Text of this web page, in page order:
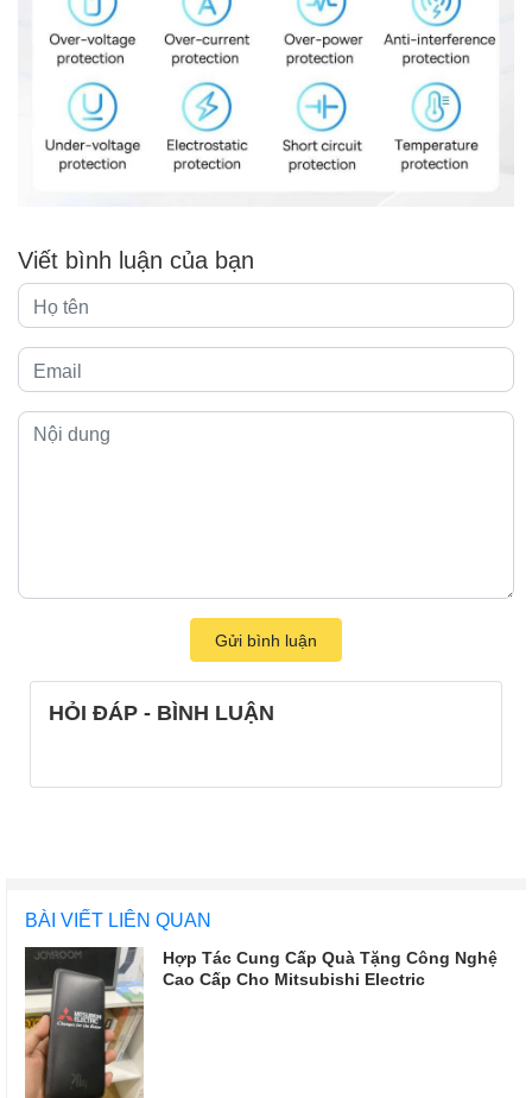
Viết bình luận của bạn
Gửi bình luận
HỎI ĐÁP - BÌNH LUẬN
BÀI VIẾT LIÊN QUAN
Hợp Tác Cung Cấp Quà Tặng Công Nghệ
Cao Cấp Cho Mitsubishi Electric